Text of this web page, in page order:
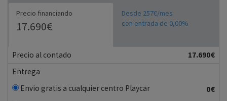
Precio financiando
17.690€
Desde 257€/mes
con entrada de 0,00%
Precio al contado
17.690€
Entrega
Envio gratis a cualquier centro Playcar
0€